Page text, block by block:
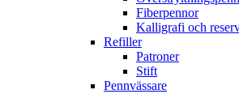
Fiberpennor
Kalligrafi och
Refiller
Patroner
Stift
Pennvässare